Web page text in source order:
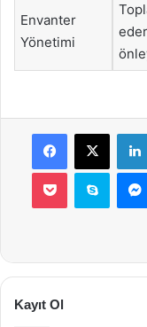
Envanter
Yönetimi
Facebook
X
Pocket Skype
Kayıt Ol